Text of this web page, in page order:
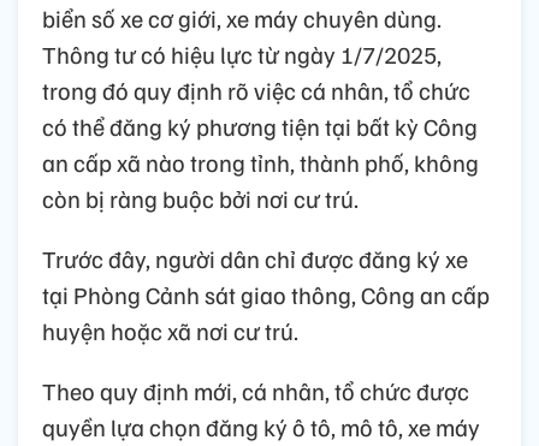
biển số xe cơ giới, xe máy chuyên dùng.
Thông tư có hiệu lực từ ngày 1/7/2025,
trong đó quy định rõ việc cá nhân, tổ chức
có thể đăng ký phương tiện tại bất kỳ Công
an cấp xã nào trong tỉnh, thành phố, không
còn bị ràng buộc bởi nơi cư trú.
Trước đây, người dân chỉ được đăng ký xe
tại Phòng Cảnh sát giao thông, Công an cấp
huyện hoặc xã nơi cư trú.
Theo quy định mới, cá nhân, tổ chức được
quyền lựa chọn đăng ký ô tô, mô tô, xe máy